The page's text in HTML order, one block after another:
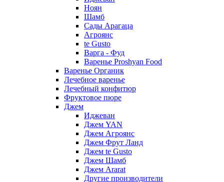
Ноян
Шамб
Сады Арагаца
Агроянс
te Gusto
Варга - Фуд
Варенье Proshyan Food
Варенье Органик
Лечебное варенье
Лечебный конфитюр
Фруктовое пюре
Джем
Иджеван
Джем YAN
Джем Агроянс
Джем Фрут Ланд
Джем te Gusto
Джем Шамб
Джем Ararat
Другие производители